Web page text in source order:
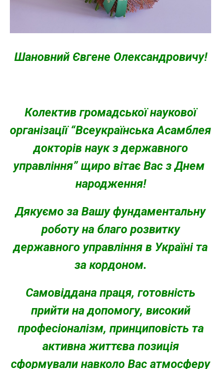
Шановний Євгене Олександровичу!
Колектив громадської наукової
організації “Всеукраїнська Асамблея
докторів наук з державного
управління” щиро вітає Вас з Днем ​​
народження!
Дякуємо за Вашу фундаментальну
роботу на благо розвитку
державного управління в Україні та
за кордоном.
Самовіддана праця, готовність
прийти на допомогу, високий
професіоналізм, принциповість та
активна життєва позиція
сформували навколо Вас атмосферу